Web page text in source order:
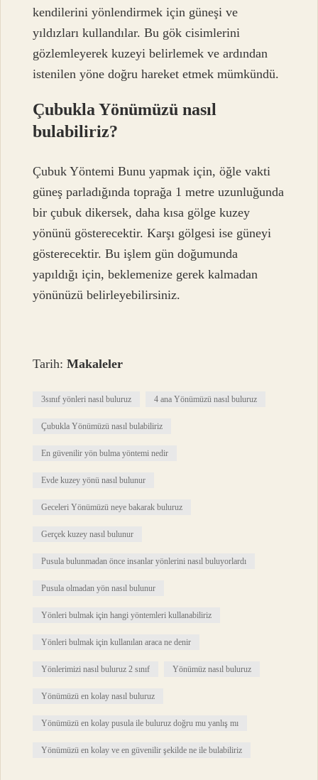
kendilerini yönlendirmek için güneşi ve
yıldızları kullandılar. Bu gök cisimlerini
gözlemleyerek kuzeyi belirlemek ve ardından
istenilen yöne doğru hareket etmek mümkündü.
Çubukla Yönümüzü nasıl
bulabiliriz?
Çubuk Yöntemi Bunu yapmak için, öğle vakti
güneş parladığında toprağa 1 metre uzunluğunda
bir çubuk dikersek, daha kısa gölge kuzey
yönünü gösterecektir. Karşı gölgesi ise güneyi
gösterecektir. Bu işlem gün doğumunda
yapıldığı için, beklemenize gerek kalmadan
yönünüzü belirleyebilirsiniz.
Tarih:Makaleler
3sınıf yönleri nasıl buluruz 4 ana Yönümüzü nasıl buluruz
Çubukla Yönümüzü nasıl bulabiliriz
En güvenilir yön bulma yöntemi nedir
Evde kuzey yönü nasıl bulunur
Geceleri Yönümüzü neye bakarak buluruz
Gerçek kuzey nasıl bulunur
Pusula bulunmadan önce insanlar yönlerini nasıl buluyorlardı
Pusula olmadan yön nasıl bulunur
Yönleri bulmak için hangi yöntemleri kullanabiliriz
Yönleri bulmak için kullanılan araca ne denir
Yönlerimizi nasıl buluruz 2 sınıf Yönümüz nasıl buluruz
Yönümüzü en kolay nasıl buluruz
Yönümüzü en kolay pusula ile buluruz doğru mu yanlış mı
Yönümüzü en kolay ve en güvenilir şekilde ne ile bulabiliriz